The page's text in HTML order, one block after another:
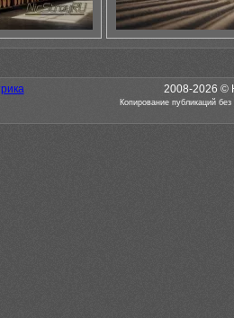
2008-2026 ©
Копирование публикаций